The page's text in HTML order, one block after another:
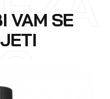
VAM SE